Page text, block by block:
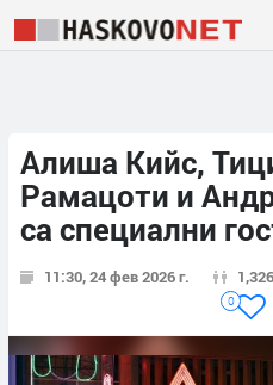
Алиша Кийс,
Рамацоти и
са специални
11:30, 24 фев 2026 г. 1,326
0